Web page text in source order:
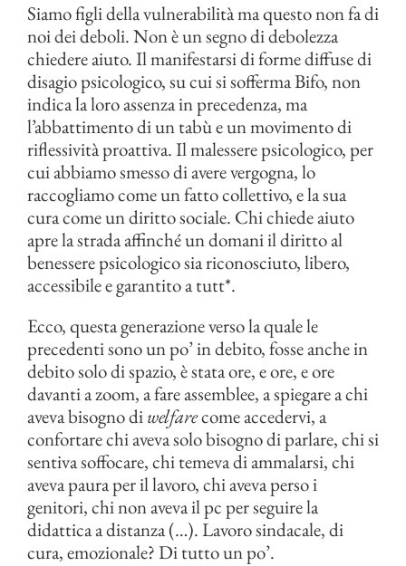
Siamo figli della vulnerabilità ma questo non fa di
noi dei deboli. Non è un segno di debolezza
chiedere aiuto. Il manifestarsi di forme diffuse di
disagio psicologico, su cui si sofferma Bifo, non
indica la loro assenza in precedenza, ma
l’abbattimento di un tabù e un movimento di
riflessività proattiva. Il malessere psicologico, per
cui abbiamo smesso di avere vergogna, lo
raccogliamo come un fatto collettivo, e la sua
cura come un diritto sociale. Chi chiede aiuto
apre la strada affinché un domani il diritto al
benessere psicologico sia riconosciuto, libero,
accessibile e garantito a tutt*.
Ecco, questa generazione verso la quale le
precedenti sono un po’ in debito, fosse anche in
debito solo di spazio, è stata ore, e ore, e ore
davanti a zoom, a fare assemblee, a spiegare a chi
aveva bisogno diwelfarecome accedervi, a
confortare chi aveva solo bisogno di parlare, chi si
sentiva soffocare, chi temeva di ammalarsi, chi
aveva paura per il lavoro, chi aveva perso i
genitori, chi non aveva il pc per seguire la
didattica a distanza (…). Lavoro sindacale, di
cura, emozionale? Di tutto un po’.